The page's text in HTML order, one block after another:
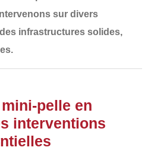
sur divers
infrastructures solides,
.
pelle en
interventions